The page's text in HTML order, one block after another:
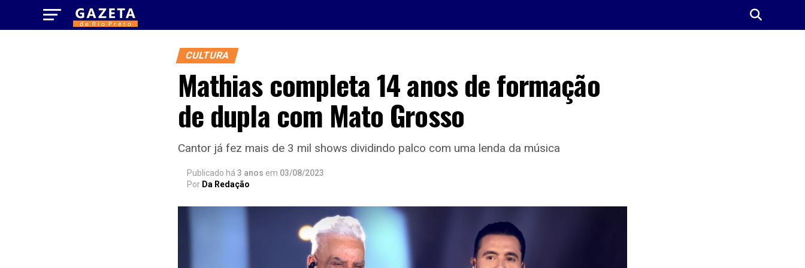
CULTURA
Mathias completa 14 anos de formação
de dupla com Mato Grosso
Cantor já fez mais de 3 mil shows dividindo palco com uma lenda da música
Publicado há 3 anos em 03/08/2023
Por Da Redação